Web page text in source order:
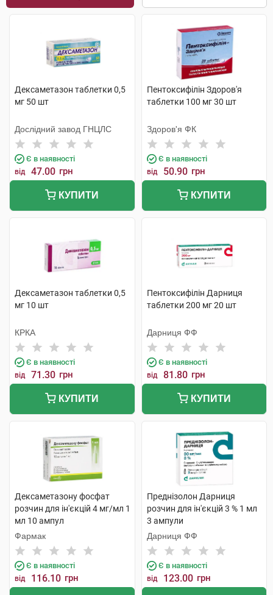
Дексаметазон таблетки 0,5
мг 50 шт
Дослідний завод ГНЦЛС
Є в наявності
від 47.00 грн
КУПИТИ
Пентоксифілін Здоров'я
таблетки 100 мг 30 шт
Здоров'я ФК
Є в наявності
від 50.90 грн
КУПИТИ
Дексаметазон таблетки 0,5
мг 10 шт
КРКА
Є в наявності
від 71.30 грн
КУПИТИ
Пентоксифілін Дарниця
таблетки 200 мг 20 шт
Дарниця ФФ
Є в наявності
від 81.80 грн
КУПИТИ
Дексаметазону фосфат
розчин для ін'єкцій 4 мг/мл 1
мл 10 ампул
Фармак
Є в наявності
від 116.10 грн
Преднізолон Дарниця
розчин для ін'єкцій 3 % 1 мл
3 ампули
Дарниця ФФ
Є в наявності
від 123.00 грн